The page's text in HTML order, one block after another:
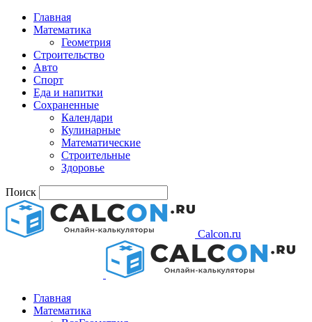
Главная
Математика
Геометрия
Строительство
Авто
Спорт
Еда и напитки
Сохраненные
Календари
Кулинарные
Математические
Строительные
Здоровье
Поиск
Calcon.ru
Главная
Математика